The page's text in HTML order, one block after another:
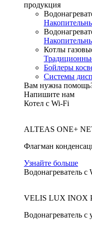
продукция
Котлы
Бойлеры
Системы
Вам нужна
Напишите нам
Котел с Wi-Fi
ALTEAS ONE+
Флагман
Узнайте больше
Водонагреватель с
VELIS LUX INOX
Водонагреватель